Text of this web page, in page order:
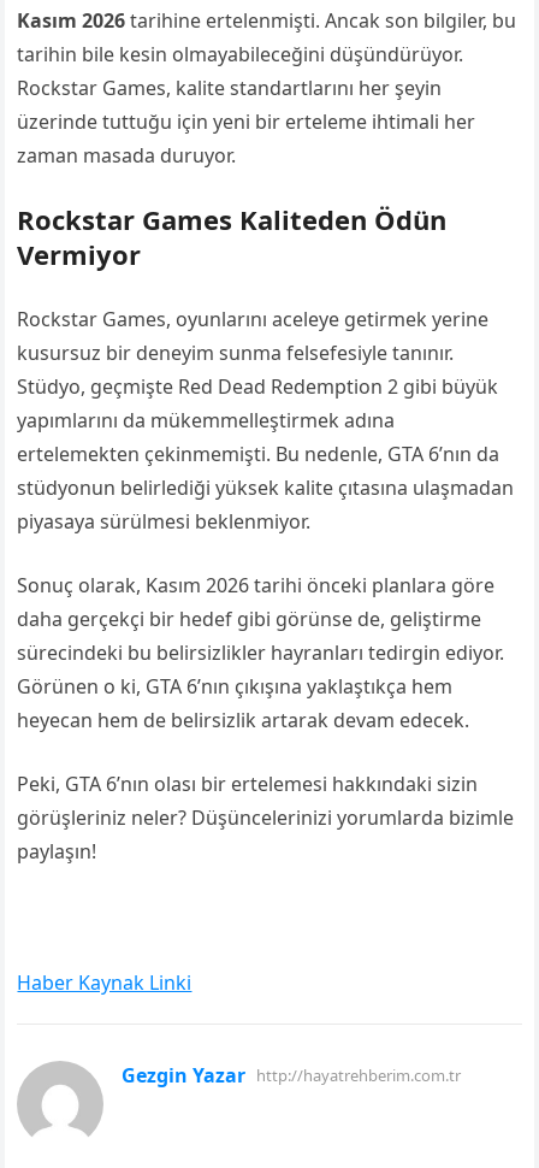
Kasım 2026tarihine ertelenmişti. Ancak son bilgiler, bu
tarihin bile kesin olmayabileceğini düşündürüyor.
Rockstar Games, kalite standartlarını her şeyin
üzerinde tuttuğu için yeni bir erteleme ihtimali her
zaman masada duruyor.
Rockstar Games Kaliteden Ödün
Vermiyor
Rockstar Games, oyunlarını aceleye getirmek yerine
kusursuz bir deneyim sunma felsefesiyle tanınır.
Stüdyo, geçmişte Red Dead Redemption 2 gibi büyük
yapımlarını da mükemmelleştirmek adına
ertelemekten çekinmemişti. Bu nedenle, GTA 6’nın da
stüdyonun belirlediği yüksek kalite çıtasına ulaşmadan
piyasaya sürülmesi beklenmiyor.
Sonuç olarak, Kasım 2026 tarihi önceki planlara göre
daha gerçekçi bir hedef gibi görünse de, geliştirme
sürecindeki bu belirsizlikler hayranları tedirgin ediyor.
Görünen o ki, GTA 6’nın çıkışına yaklaştıkça hem
heyecan hem de belirsizlik artarak devam edecek.
Peki, GTA 6’nın olası bir ertelemesi hakkındaki sizin
görüşleriniz neler? Düşüncelerinizi yorumlarda bizimle
paylaşın!
Haber Kaynak Linki
Gezgin Yazar http://hayatrehberim.com.tr